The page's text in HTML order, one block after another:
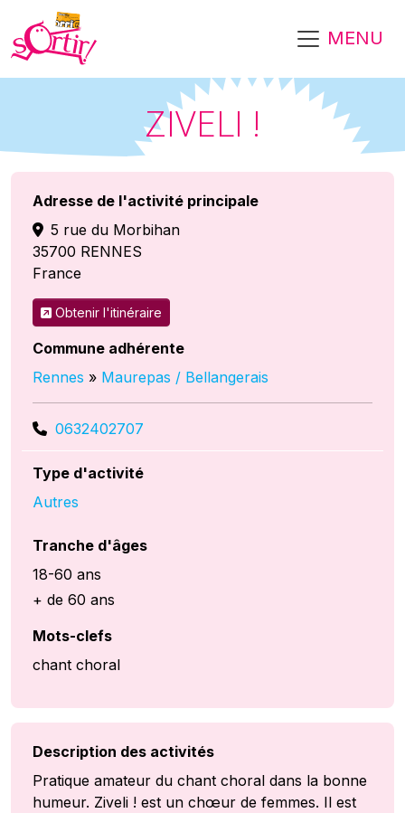
MENU
ZIVELI !
Adresse de l'activité principale
5 rue du Morbihan
35700 RENNES
France
Obtenir l'itinéraire
Commune adhérente
Rennes » Maurepas / Bellangerais
0632402707
Type d'activité
Autres
Tranche d'âges
18-60 ans
+ de 60 ans
Mots-clefs
chant choral
Description des activités
Pratique amateur du chant choral dans la bonne
humeur. Ziveli ! est un chœur de femmes. Il est